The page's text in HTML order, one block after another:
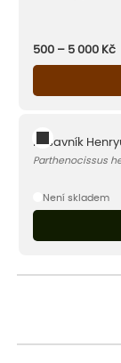
500 – 5 000 Kč
Přísavník
Parthenocissus
Není skladem